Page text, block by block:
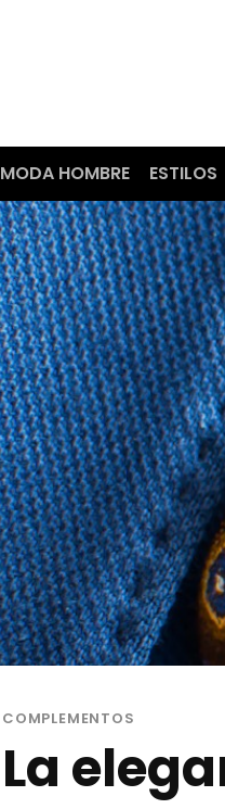
MODA HOMBRE ESTILOS
COMPLEMENTOS
La